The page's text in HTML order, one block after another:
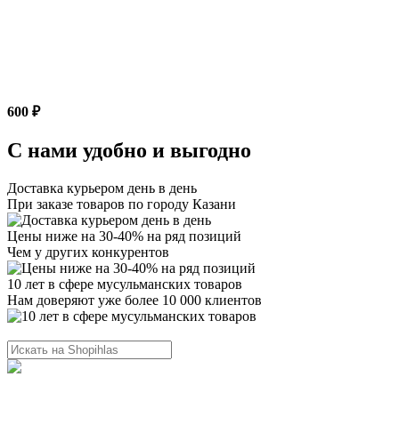
600 ₽
С нами удобно и выгодно
Доставка курьером день в день
При заказе товаров по городу Казани
Цены ниже на 30-40% на ряд позиций
Чем у других конкурентов
10 лет в сфере мусульманских товаров
Нам доверяют уже более 10 000 клиентов